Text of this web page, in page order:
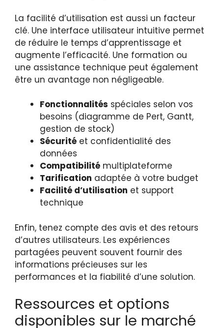
La facilité d’utilisation est aussi un facteur
clé. Une interface utilisateur intuitive permet
de réduire le temps d’apprentissage et
augmente l’efficacité. Une formation ou
une assistance technique peut également
être un avantage non négligeable.
Fonctionnalités spéciales selon vos
besoins (diagramme de Pert, Gantt,
gestion de stock)
Sécurité et confidentialité des
données
Compatibilité multiplateforme
Tarification adaptée à votre budget
Facilité d’utilisation et support
technique
Enfin, tenez compte des avis et des retours
d’autres utilisateurs. Les expériences
partagées peuvent souvent fournir des
informations précieuses sur les
performances et la fiabilité d’une solution.
Ressources et options
disponibles sur le marché